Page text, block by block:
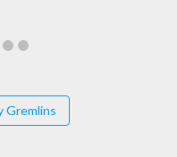
Gremlins